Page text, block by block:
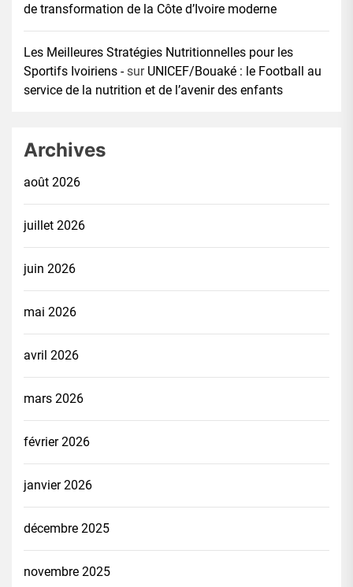
de transformation de la Côte d’Ivoire moderne
Les Meilleures Stratégies Nutritionnelles pour les
Sportifs Ivoiriens -sur UNICEF/Bouaké : le Football au
service de la nutrition et de l’avenir des enfants
Archives
août 2026
juillet 2026
juin 2026
mai 2026
avril 2026
mars 2026
février 2026
janvier 2026
décembre 2025
novembre 2025